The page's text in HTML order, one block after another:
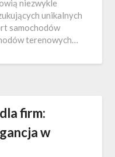
niezwykle
unikalnych
samochodów
terenowych…
firm:
w